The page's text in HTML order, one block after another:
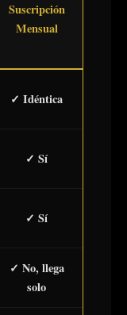
Suscripción
Mensual
✓ Idéntica
✓ Sí
✓ Sí
✓ No, llega
solo